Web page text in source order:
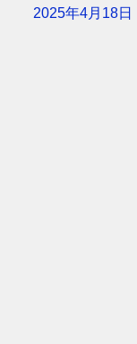
2025年4月18日